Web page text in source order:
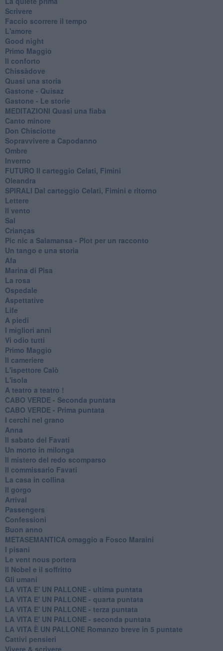
Scrivere
Faccio scorrere il tempo
L'amore
Good night
Primo Maggio
Il conforto
Chissàdove
Quasi una storia
Gastone - Quisaz
Gastone - Le storie
MEDITAZIONI Quasi una fiaba
Canto minore
Don Chisciotte
Sopravvivere a Capodanno
Ombre
Inverno
FUTURO Il carteggio Celati, Fimini
Oleandra
SPIRALI Dal carteggio Celati, Fimini e ritorno
Lettere
Il vento
Sal
Crianças
Pic nic a Salamansa - Plot per un racconto
Un tango e una storia
Afa
Marina di Pisa
La rosa
Ospedale
Aspettative
Life
A piedi
I migliori anni
Vi odio tutti
Primo Maggio
Il cameriere
L'ispettore Calò
L'isola
A teatro a teatro !
CABO VERDE - Seconda puntata
CABO VERDE - Prima puntata
I cerchi nel grano
Anna
Il sabato del Favati
Un morto in milonga
Il mistero del redo scomparso
Il commissario Favati
La casa in collina
Il gorgo
Arrival
Passengers
Confessioni
Buon anno
METASEMANTICA omaggio a Fosco Maraini
I pisani
Le vent nous portera
Il Nobel e il soffritto
Gli umani
LA VITA E' UN PALLONE - ultima puntata
LA VITA E' UN PALLONE - quarta puntata
LA VITA E' UN PALLONE - terza puntata
LA VITA E' UN PALLONE - seconda puntata
LA VITA È UN PALLONE Romanzo breve in 5 puntate
Cattivi pensieri
Vivere & scrivere